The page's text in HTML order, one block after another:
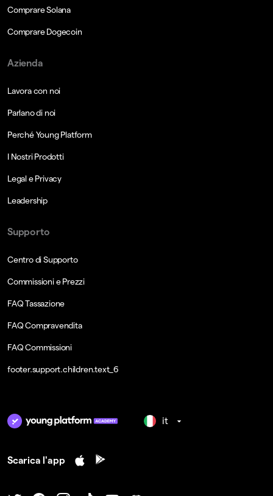
Comprare Solana
Comprare Dogecoin
Azienda
Lavora con noi
Parlano di noi
Perché Young Platform
I Nostri Prodotti
Legal e Privacy
Leadership
Supporto
Centro di Supporto
Commissioni e Prezzi
FAQ Tassazione
FAQ Compravendita
FAQ Commissioni
footer.support.children.text_6
it
Scarica l'app